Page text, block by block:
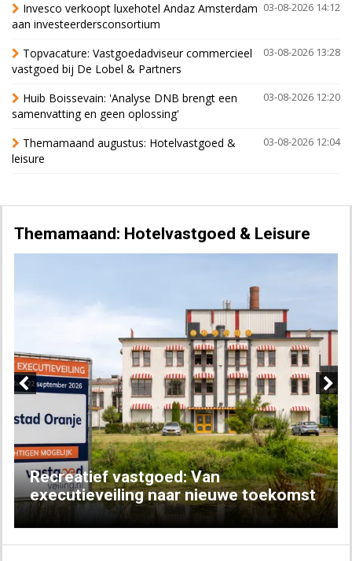
03-08-2026 14:12
Invesco verkoopt luxehotel Andaz Amsterdam
aan investeerdersconsortium
03-08-2026 13:28
Topvacature: Vastgoedadviseur commercieel
vastgoed bij De Lobel & Partners
03-08-2026 12:20
Huib Boissevain: 'Analyse DNB brengt een
samenvatting en geen oplossing'
03-08-2026 12:04
Themamaand augustus: Hotelvastgoed &
leisure
Themamaand: Hotelvastgoed & Leisure
Recreatief vastgoed: Van
executieveiling naar nieuwe toekomst
Next